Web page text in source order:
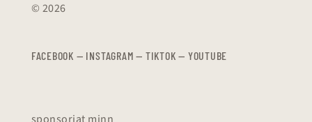
© 2026
FACEBOOK — INSTAGRAM — TIKTOK — YOUTUBE